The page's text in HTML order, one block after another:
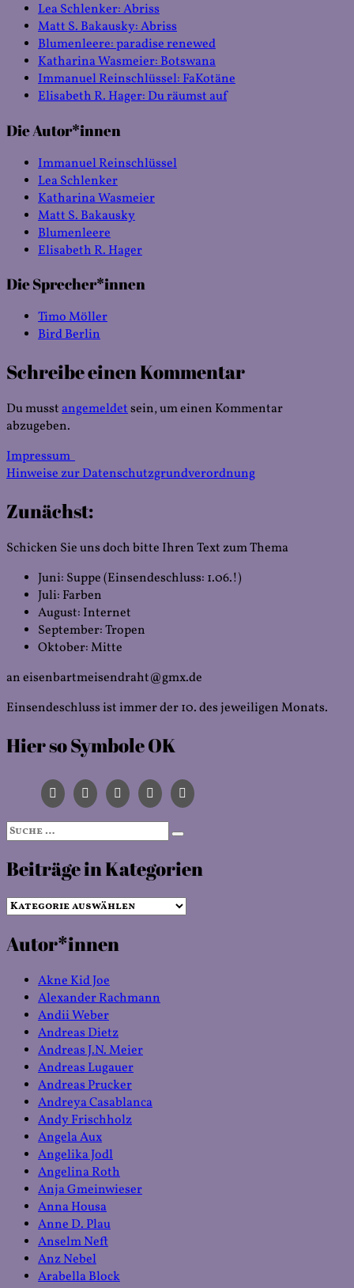
Lea Schlenker: Abriss
Matt S. Bakausky: Abriss
Blumenleere: paradise renewed
Katharina Wasmeier: Botswana
Immanuel Reinschlüssel: FaKotäne
Elisabeth R. Hager: Du räumst auf
Die Autor*innen
Immanuel Reinschlüssel
Lea Schlenker
Katharina Wasmeier
Matt S. Bakausky
Blumenleere
Elisabeth R. Hager
Die Sprecher*innen
Timo Möller
Bird Berlin
Schreibe einen Kommentar
Du musstangemeldetsein, um einen Kommentar
abzugeben.
Impressum
Hinweise zur Datenschutzgrundverordnung
Zunächst:
Schicken Sie uns doch bitte Ihren Text zum Thema
Juni: Suppe (Einsendeschluss: 1.06.!)
Juli: Farben
August: Internet
September: Tropen
Oktober: Mitte
an eisenbartmeisendraht@gmx.de
Einsendeschluss ist immer der 10. des jeweiligen Monats.
Hier so Symbole OK
Suche
nach:
Suchen
Beiträge in Kategorien
Beiträge
Kategorien
Autor*innen
Akne Kid Joe
Alexander Rachmann
Andii Weber
Andreas Dietz
Andreas J.N. Meier
Andreas Lugauer
Andreas Prucker
Andreya Casablanca
Andy Frischholz
Angela Aux
Angelika Jodl
Angelina Roth
Anja Gmeinwieser
Anna Housa
Anne D. Plau
Anselm Neft
Anz Nebel
Arabella Block